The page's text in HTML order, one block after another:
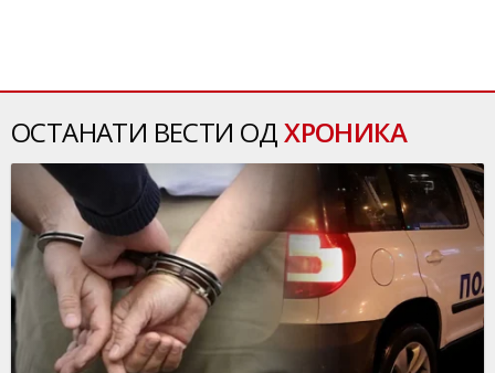
ОСТАНАТИ ВЕСТИ ОДХРОНИКА